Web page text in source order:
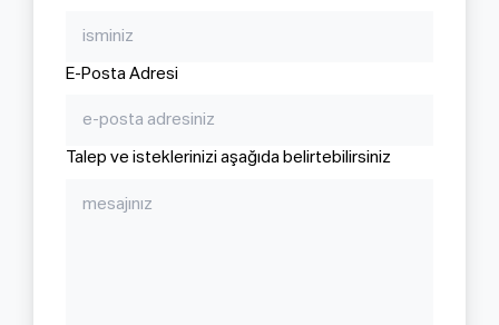
E-Posta Adresi
Talep ve isteklerinizi aşağıda belirtebilirsiniz